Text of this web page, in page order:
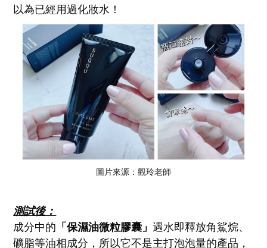
以為已經用過化妝水！
圖片來源：觀玲老師
測試後：
成分中的 「保濕油微粒膠囊」遇水即釋放角鯊烷、
礦脂等油相成分，所以它不是主打泡泡量的產品，